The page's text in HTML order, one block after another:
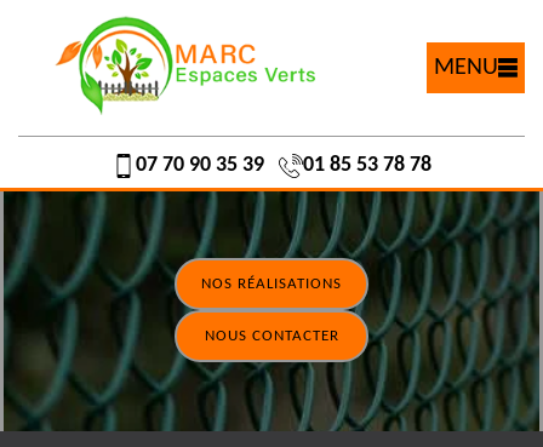
MENU
07 70 90 35 39 01 85 53 78 78
NOS RÉALISATIONS
NOUS CONTACTER